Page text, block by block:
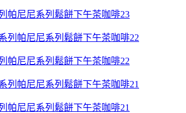
帕尼尼系列鬆餅下午茶咖啡23
帕尼尼系列鬆餅下午茶咖啡22
帕尼尼系列鬆餅下午茶咖啡21